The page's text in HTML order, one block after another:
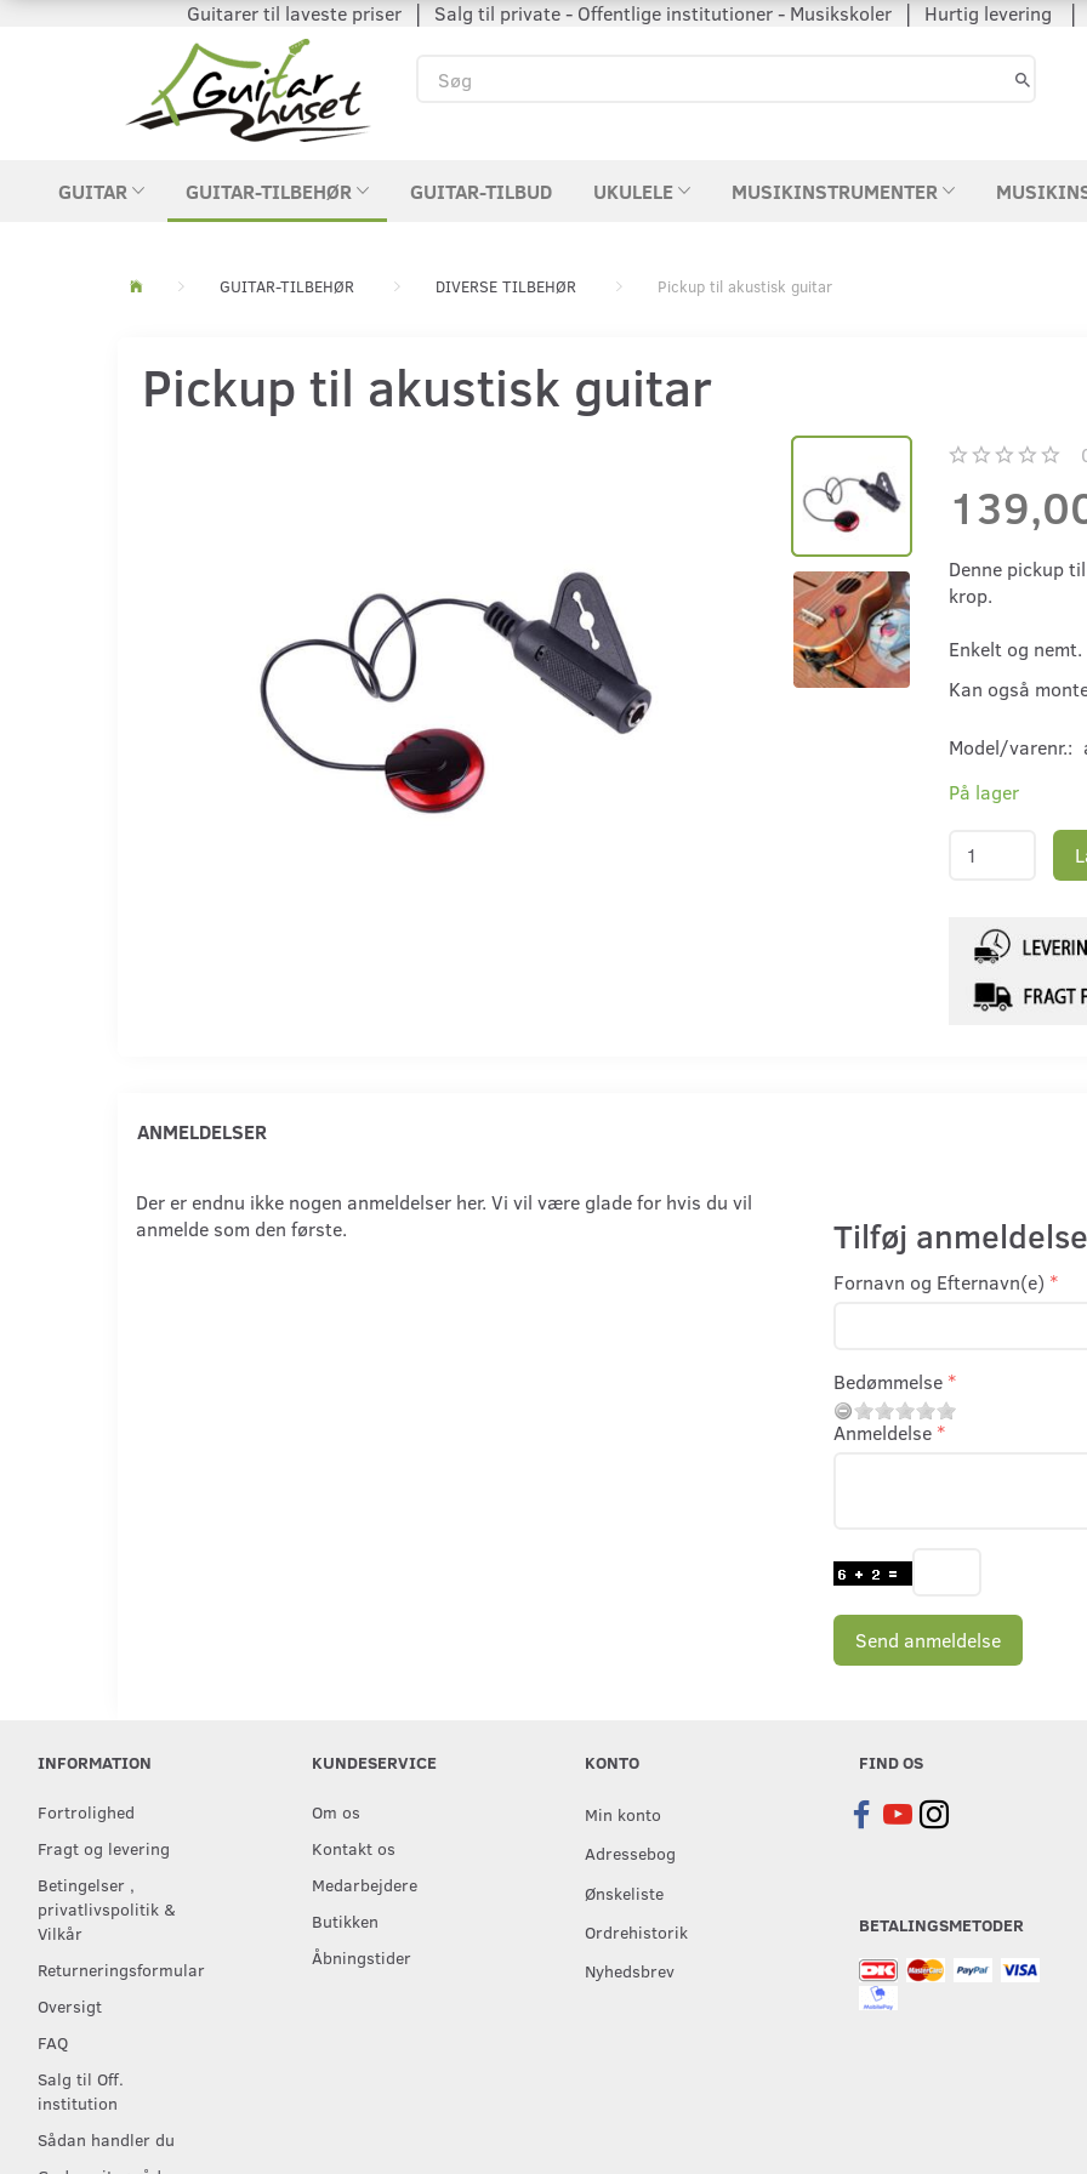
Guitarer til laveste priser │ Salg til private - Offentlige institutioner - Musikskoler │ Hurtig levering │
GUITAR GUITAR-TILBEHØR GUITAR-TILBUD UKULELE MUSIKINSTRUMENTER
GUITAR-TILBEHØR DIVERSE TILBEHØR Pickup til akustisk guitar
Pickup til akustisk guitar
Denne pickup
krop.
Enkelt og nemt.
Kan også
Model/varenr.:
På lager
ANMELDELSER
Der er endnu ikke nogen anmeldelser her. Vi vil være glade for hvis du vil
anmelde som den første.
Tilføj
Fornavn og Efternavn(e)
Bedømmelse
Anmeldelse
Send anmeldelse
INFORMATION
Fortrolighed
Fragt og levering
Betingelser ,
privatlivspolitik &
Vilkår
Returneringsformular
Oversigt
FAQ
Salg til Off.
institution
Sådan handler du
KUNDESERVICE
Om os
Kontakt os
Medarbejdere
Butikken
Åbningstider
KONTO
Min konto
Adressebog
Ønskeliste
Ordrehistorik
Nyhedsbrev
FIND OS
BETALINGSMETODER